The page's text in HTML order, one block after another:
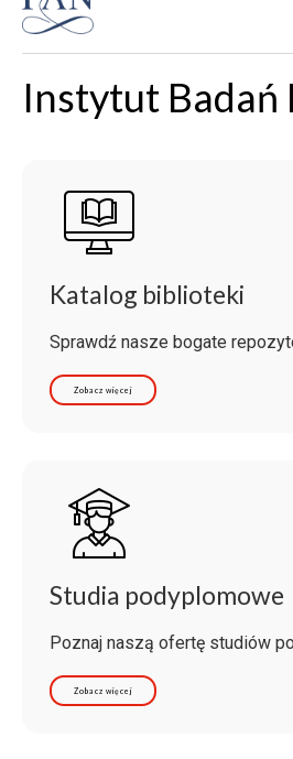
Instytut Badań
Katalog biblioteki
Sprawdź nasze bogate
Zobacz więcej
Studia podyplomowe
Poznaj naszą ofertę studiów
Zobacz więcej